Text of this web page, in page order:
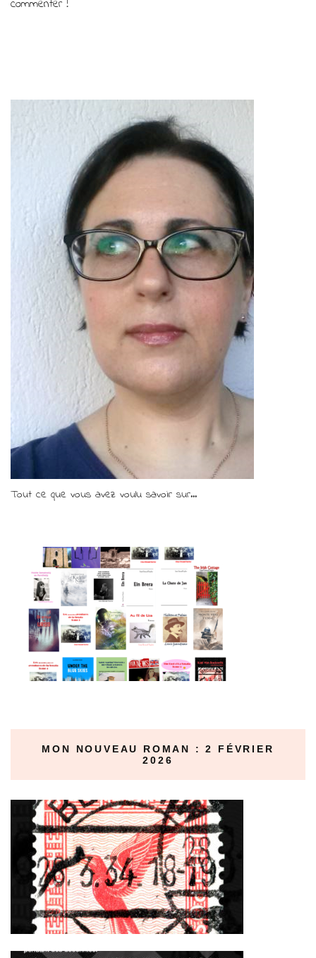
commenter !
Tout ce que vous avez voulu savoir sur...
MON NOUVEAU ROMAN : 2 FÉVRIER
2026